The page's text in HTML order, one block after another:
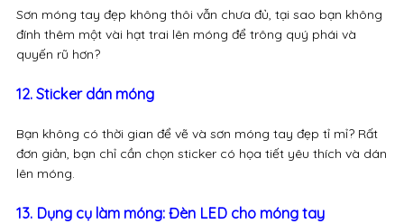
Sơn móng tay đẹp không thôi vẫn chưa đủ, tại sao bạn không
đính thêm một vài hạt trai lên móng để trông quý phái và
quyến rũ hơn?
12. Sticker dán móng
Bạn không có thời gian để vẽ và sơn móng tay đẹp tỉ mỉ? Rất
đơn giản, bạn chỉ cần chọn sticker có họa tiết yêu thích và dán
lên móng.
13. Dụng cụ làm móng: Đèn LED cho móng tay